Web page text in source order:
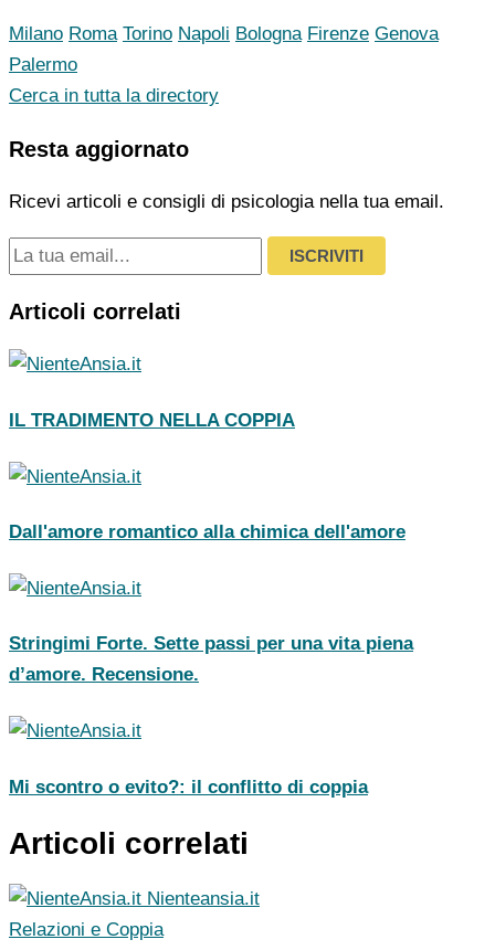
Milano Roma Torino Napoli Bologna Firenze Genova
Palermo
Cerca in tutta la directory
Resta aggiornato
Ricevi articoli e consigli di psicologia nella tua email.
ISCRIVITI
Articoli correlati
IL TRADIMENTO NELLA COPPIA
Dall'amore romantico alla chimica dell'amore
Stringimi Forte. Sette passi per una vita piena
d’amore. Recensione.
Mi scontro o evito?: il conflitto di coppia
Articoli correlati
Nienteansia.it
Relazioni e Coppia